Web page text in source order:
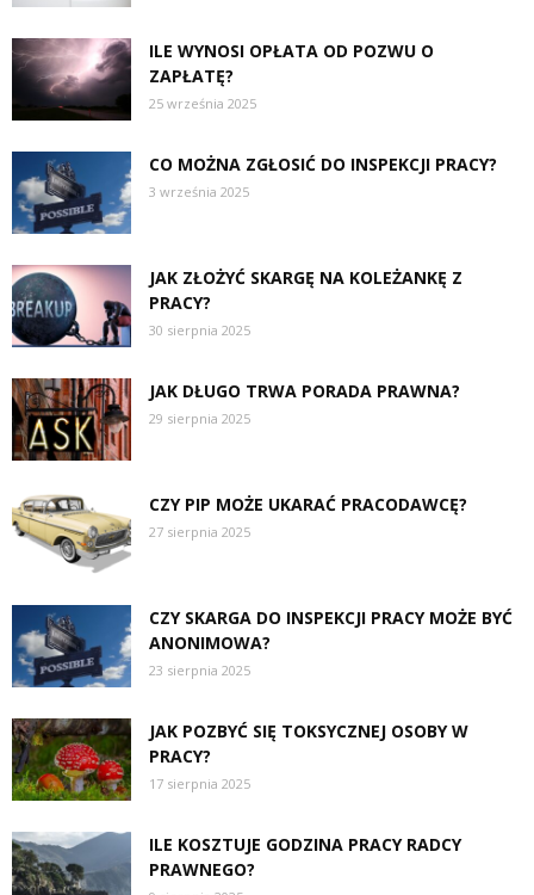
ILE WYNOSI OPŁATA OD POZWU O
ZAPŁATĘ?
25 września 2025
CO MOŻNA ZGŁOSIĆ DO INSPEKCJI PRACY?
3 września 2025
JAK ZŁOŻYĆ SKARGĘ NA KOLEŻANKĘ Z
PRACY?
30 sierpnia 2025
JAK DŁUGO TRWA PORADA PRAWNA?
29 sierpnia 2025
CZY PIP MOŻE UKARAĆ PRACODAWCĘ?
27 sierpnia 2025
CZY SKARGA DO INSPEKCJI PRACY MOŻE BYĆ
ANONIMOWA?
23 sierpnia 2025
JAK POZBYĆ SIĘ TOKSYCZNEJ OSOBY W
PRACY?
17 sierpnia 2025
ILE KOSZTUJE GODZINA PRACY RADCY
PRAWNEGO?